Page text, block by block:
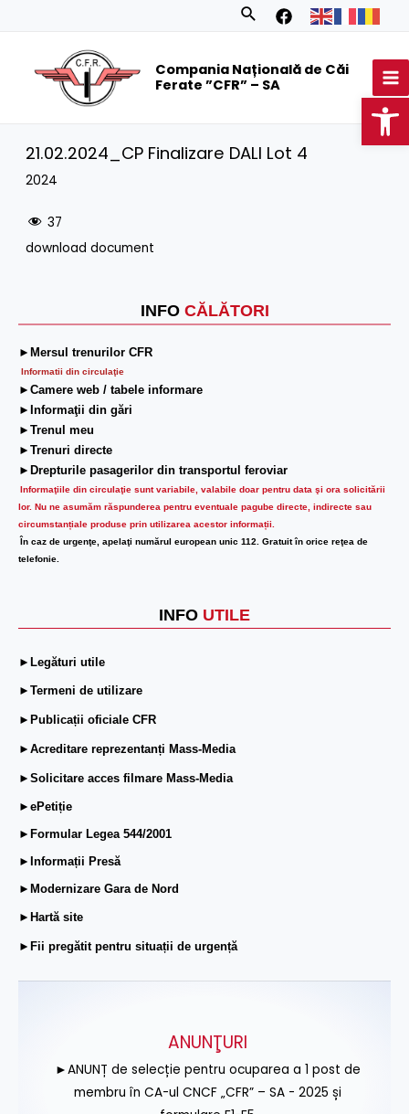
Search
Compania Națională de Căi
Ferate ”CFR” – SA
INFO CĂLĂTORI
►Mersul trenurilor CFR
Informatii din circulaţie
►Camere web / tabele informare
►Informaţii din gări
►Trenul meu
►Trenuri directe
►Drepturile pasagerilor din transportul feroviar
Informaţiile din circulaţie sunt variabile, valabile doar pentru data şi ora solicitării
lor. Nu ne asumăm răspunderea pentru eventuale pagube directe, indirecte sau
circumstanțiale produse prin utilizarea acestor informații.
În caz de urgenţe, apelaţi numărul european unic 112. Gratuit în orice reţea de
telefonie.
INFO UTILE
►Legături utile
►Termeni de utilizare
►Publicații oficiale CFR
►Acreditare reprezentanți Mass-Media
►Solicitare acces filmare Mass-Media
►ePetiție
►Formular Legea 544/2001
►Informații Presă
►Modernizare Gara de Nord
►Hartă site
►Fii pregătit pentru situații de urgență
21.02.2024_CP Finalizare DALI Lot 4
2024
37
download document
ANUNŢURI
►ANUNȚ de selecție pentru ocuparea a 1 post de
membru în CA-ul CNCF „CFR” – SA - 2025 și